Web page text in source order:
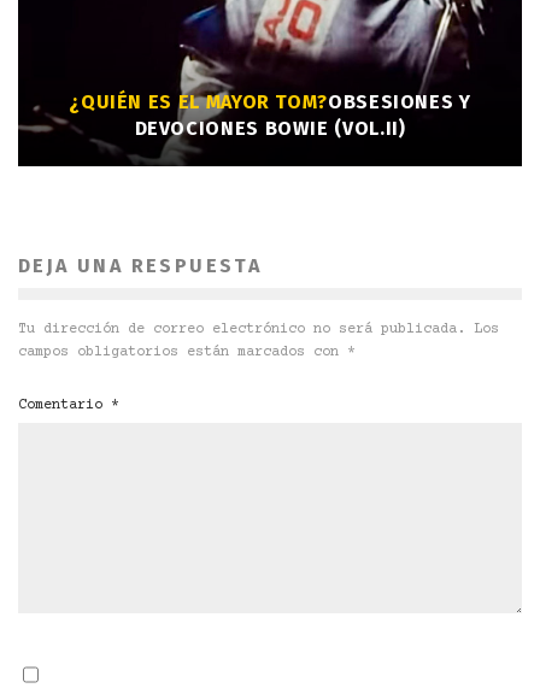
¿QUIÉN ES EL MAYOR TOM?OBSESIONES Y
DEVOCIONES BOWIE (VOL.II)
DEJA UNA RESPUESTA
Tu dirección de correo electrónico no será publicada.
Los
campos obligatorios están marcados con *
Comentario *